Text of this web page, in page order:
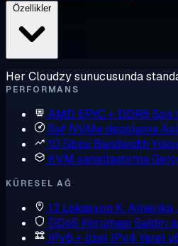
Özellikler
Her Cloudzy sunucusunda
PERFORMANS
AMD EPYC + DDR5 Son
Saf NVMe depolama
10 Gbps Bandwidth
KVM sanallaştırma
KÜRESEL AĞ
13 Lokasyon K.
DDoS Koruması Saldırı
IPv6 + özel IPv4 Yerel